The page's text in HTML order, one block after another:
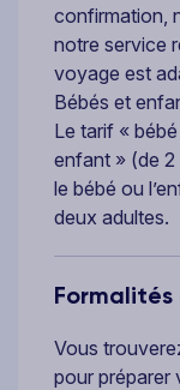
confirmation,
notre service
voyage est
Bébés et
Le tarif «
enfant » (de 2
le bébé ou
deux adultes.
Vous
pour préparer